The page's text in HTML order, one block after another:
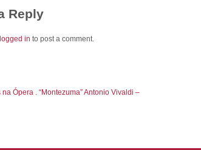
Reply
logged in to post a comment.
na Ópera . “Montezuma” Antonio Vivaldi –